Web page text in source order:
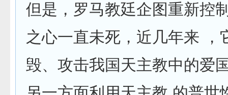
但是，罗马教廷企图重新控
之心一直未死，近几年来 ，
毁、攻击我国天主教中的爱